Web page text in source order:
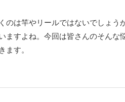
のは竿やリールではないでしょう
ますよね。今回は皆さんのそんな
ます。